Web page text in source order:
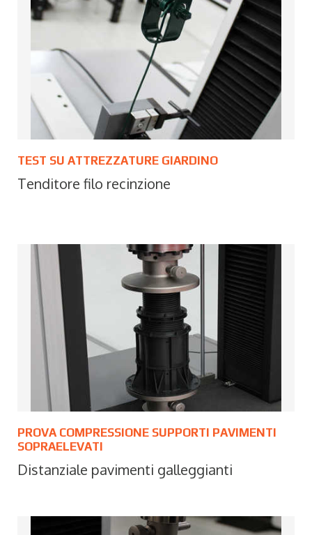
TEST SU ATTREZZATURE GIARDINO
Tenditore filo recinzione
PROVA COMPRESSIONE SUPPORTI PAVIMENTI
SOPRAELEVATI
Distanziale pavimenti galleggianti